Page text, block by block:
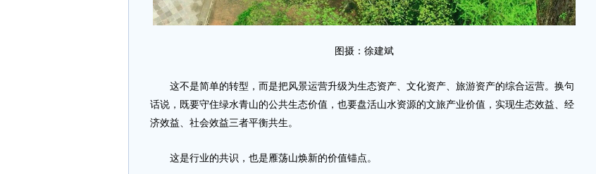
图摄：徐建斌
这不是简单的转型，而是把风景运营升级为生态资产、文化资产、旅游资产的综合运营。换句
话说，既要守住绿水青山的公共生态价值，也要盘活山水资源的文旅产业价值，实现生态效益、经
济效益、社会效益三者平衡共生。
这是行业的共识，也是雁荡山焕新的价值锚点。